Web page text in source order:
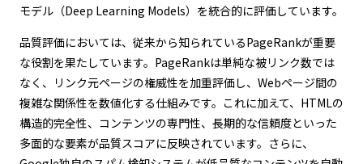
モデル（Deep Learning Models）を統合的に評価しています。
品質評価においては、従来から知られているPageRankが重要
な役割を果たしています。PageRankは単純な被リンク数では
なく、リンク元ページの権威性を加重評価し、Webページ間の
複雑な関係性を数値化する仕組みです。これに加えて、HTMLの
構造的完全性、コンテンツの専門性、長期的な信頼度といった
多面的な要素が品質スコアに反映されています。さらに、